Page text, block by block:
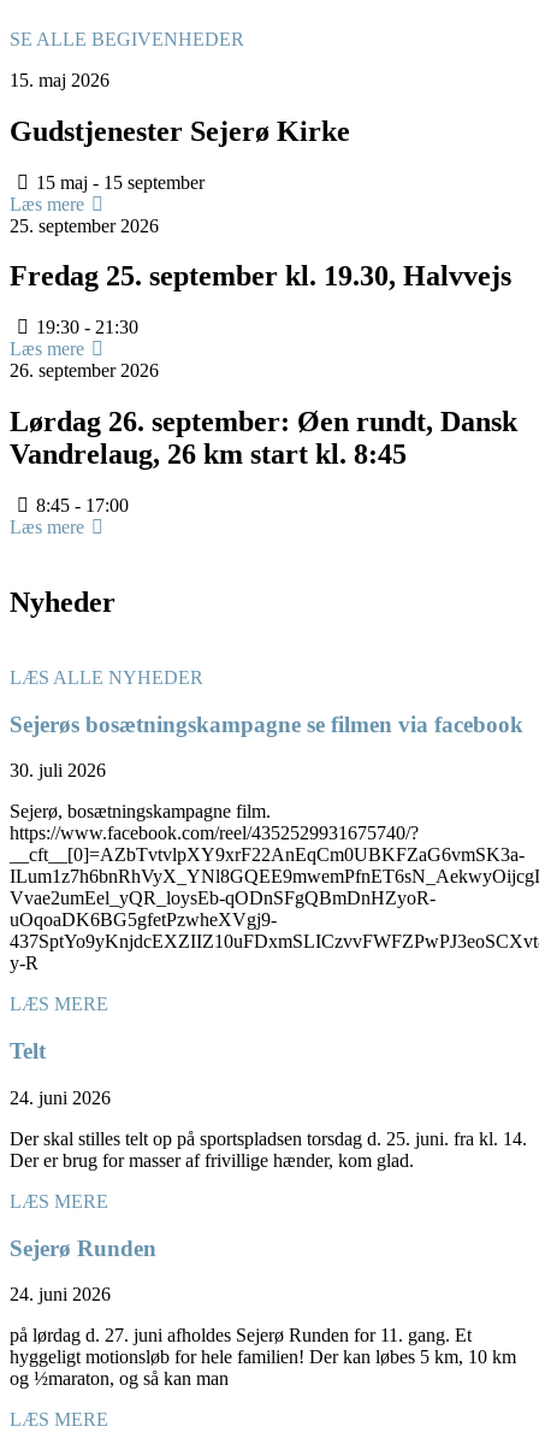
SE ALLE BEGIVENHEDER
15. maj 2026
Gudstjenester Sejerø Kirke
15 maj - 15 september
Læs mere
25. september 2026
Fredag 25. september kl. 19.30, Halvvejs
19:30 - 21:30
Læs mere
26. september 2026
Lørdag 26. september: Øen rundt, Dansk
Vandrelaug, 26 km start kl. 8:45
8:45 - 17:00
Læs mere
Nyheder
LÆS ALLE NYHEDER
Sejerøs bosætningskampagne se filmen via facebook
30. juli 2026
Sejerø, bosætningskampagne film.
https://www.facebook.com/reel/4352529931675740/?
__cft__[0]=AZbTvtvlpXY9xrF22AnEqCm0UBKFZaG6vmSK3a-
Vvae2umEel_yQR_loysEb-qODnSFgQBmDnHZyoR-
uOqoaDK6BG5gfetPzwheXVgj9-
y-R
LÆS MERE
Telt
24. juni 2026
Der skal stilles telt op på sportspladsen torsdag d. 25. juni. fra kl. 14.
Der er brug for masser af frivillige hænder, kom glad.
LÆS MERE
Sejerø Runden
24. juni 2026
på lørdag d. 27. juni afholdes Sejerø Runden for 11. gang. Et
hyggeligt motionsløb for hele familien! Der kan løbes 5 km, 10 km
og ½maraton, og så kan man
LÆS MERE